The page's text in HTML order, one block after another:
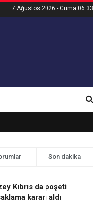
7 Ağustos 2026 - Cuma 06:33
Son dakika
Kıbrıs da poşeti
kararı aldı